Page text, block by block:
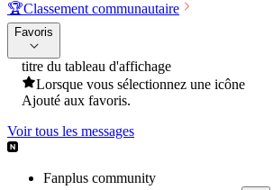
🏆Classement communautaire
Favoris
titre du tableau d'affichage
Lorsque vous sélectionnez une icône
Ajouté aux favoris.
Voir tous les messages
Fanplus community